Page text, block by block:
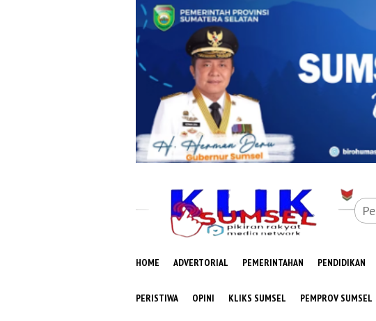
HOME ADVERTORIAL PEMERINTAHAN PENDIDIKAN
PERISTIWA OPINI KLIKS SUMSEL PEMPROV SUMSEL